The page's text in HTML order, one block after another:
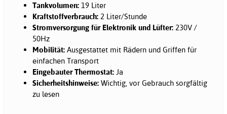
Tankvolumen: 19 Liter
Kraftstoffverbrauch: 2 Liter/Stunde
Stromversorgung für Elektronik und Lüfter: 230V /
50Hz
Mobilität: Ausgestattet mit Rädern und Griffen für
einfachen Transport
Eingebauter Thermostat: Ja
Sicherheitshinweise: Wichtig, vor Gebrauch sorgfältig
zu lesen